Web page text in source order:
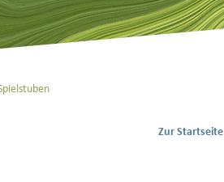
Zur Startseite